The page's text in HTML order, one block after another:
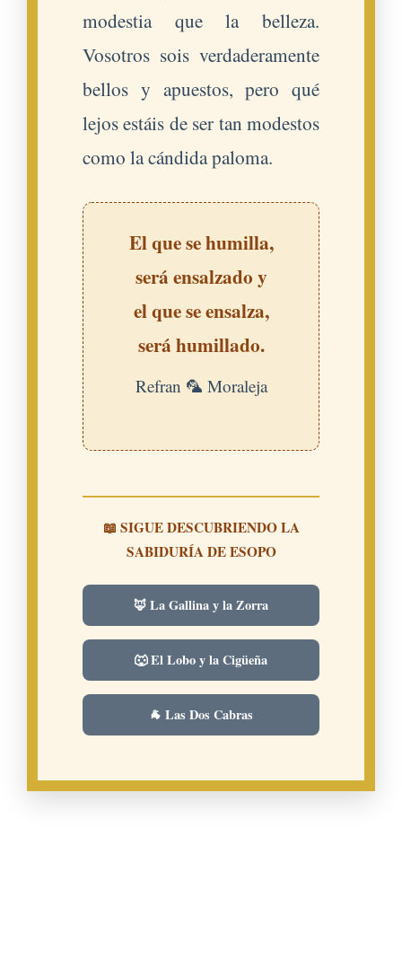
modestia que la belleza.
Vosotros sois verdaderamente
bellos y apuestos, pero qué
lejos estáis de ser tan modestos
como la cándida paloma.
El que se humilla,
será ensalzado y
el que se ensalza,
será humillado.
Refran 🦜 Moraleja
📖 SIGUE DESCUBRIENDO LA
SABIDURÍA DE ESOPO
🦊 La Gallina y la Zorra
🐺 El Lobo y la Cigüeña
🐐 Las Dos Cabras